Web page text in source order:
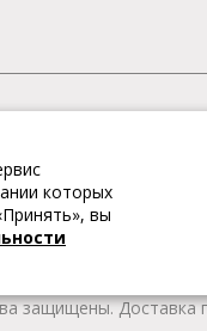
детской одежды и
одежда различных
сезон. Весь
защищены. Доставка
которых
вы